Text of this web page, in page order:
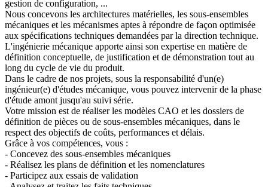
gestion de configuration, ...
Nous concevons les architectures matérielles, les sous-ensembles
mécaniques et les mécanismes aptes à répondre de façon optimisée
aux spécifications techniques demandées par la direction technique.
L'ingénierie mécanique apporte ainsi son expertise en matière de
définition conceptuelle, de justification et de démonstration tout au
long du cycle de vie du produit.
Dans le cadre de nos projets, sous la responsabilité d'un(e)
ingénieur(e) d'études mécanique, vous pouvez intervenir de la phase
d'étude amont jusqu'au suivi série.
Votre mission est de réaliser les modèles CAO et les dossiers de
définition de pièces ou de sous-ensembles mécaniques, dans le
respect des objectifs de coûts, performances et délais.
Grâce à vos compétences, vous :
- Concevez des sous-ensembles mécaniques
- Réalisez les plans de définition et les nomenclatures
- Participez aux essais de validation